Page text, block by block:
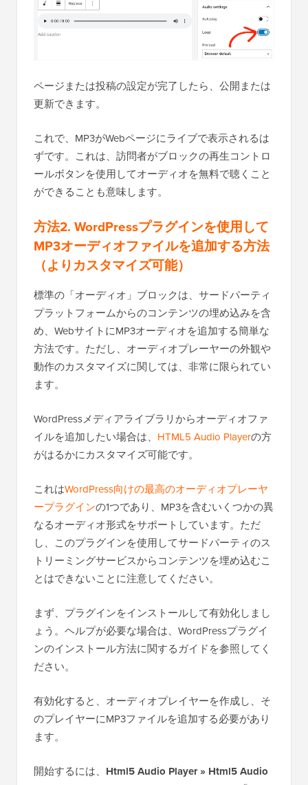
ページまたは投稿の設定が完了したら、公開または
更新できます。
これで、MP3がWebページにライブで表示されるは
ずです。これは、訪問者がブロックの再生コントロ
ールボタンを使用してオーディオを無料で聴くこと
ができることも意味します。
方法2. WordPressプラグインを使用して
MP3オーディオファイルを追加する方法
（よりカスタマイズ可能）
標準の「オーディオ」ブロックは、サードパーティ
プラットフォームからのコンテンツの埋め込みを含
め、WebサイトにMP3オーディオを追加する簡単な
方法です。ただし、オーディオプレーヤーの外観や
動作のカスタマイズに関しては、非常に限られてい
ます。
WordPressメディアライブラリからオーディオファ
イルを追加したい場合は、 HTML5 Audio Playerの方
がはるかにカスタマイズ可能です。
これはWordPress向けの最高のオーディオプレーヤ
ープラグインの1つであり、MP3を含むいくつかの異
なるオーディオ形式をサポートしています。ただ
し、このプラグインを使用してサードパーティのス
トリーミングサービスからコンテンツを埋め込むこ
とはできないことに注意してください。
まず、プラグインをインストールして有効化しまし
ょう。ヘルプが必要な場合は、WordPressプラグイ
ンのインストール方法に関するガイドを参照してく
ださい。
有効化すると、オーディオプレイヤーを作成し、そ
のプレイヤーにMP3ファイルを追加する必要があり
ます。
開始するには、 Html5 Audio Player » Html5 Audio